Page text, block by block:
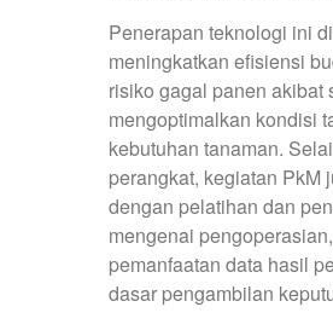
Penerapan teknologi ini
meningkatkan efisiensi
risiko gagal panen akibat
mengoptimalkan kondisi
kebutuhan tanaman.
perangkat, kegiatan PkM
dengan pelatihan dan
mengenai
pemanfaatan data hasil
dasar pengambilan